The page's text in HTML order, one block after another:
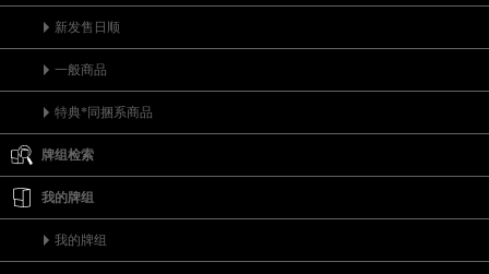
新发售日顺
一般商品
特典*同捆系商品
牌组检索
我的牌组
我的牌组